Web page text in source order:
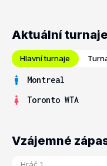
Aktuální turnaje
Hlavní turnaje
Montreal
Toronto WTA
Vzájemné